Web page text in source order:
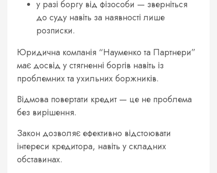
у разі боргу від фізособи — зверніться
до суду навіть за наявності лише
розписки.
Юридична компанія “Науменко та Партнери”
має досвід у стягненні боргів навіть із
проблемних та ухильних боржників.
Відмова повертати кредит — це не проблема
без вирішення.
Закон дозволяє ефективно відстоювати
інтереси кредитора, навіть у складних
обставинах.